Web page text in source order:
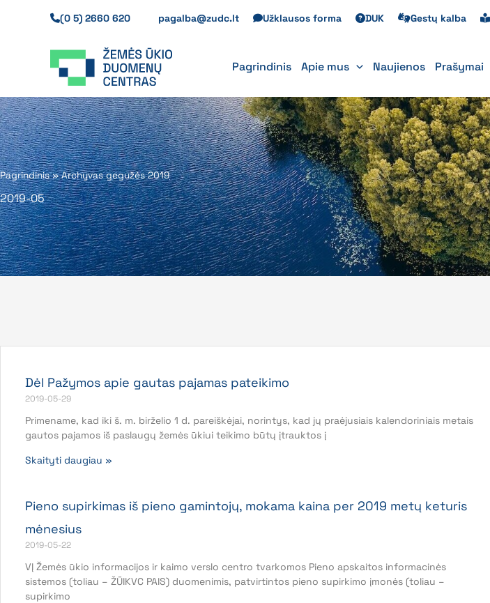
(0 5) 2660 620 pagalba@zudc.lt Užklausos forma DUK Gestų kalba
Pagrindinis Apie mus Naujienos Prašymai
Pagrindinis»Archyvas gegužės 2019
2019-05
Dėl Pažymos apie gautas pajamas pateikimo
2019-05-29
Primename, kad iki š. m. birželio 1 d. pareiškėjai, norintys, kad jų praėjusiais kalendoriniais metais
gautos pajamos iš paslaugų žemės ūkiui teikimo būtų įtrauktos į
Skaityti daugiau »
Pieno supirkimas iš pieno gamintojų, mokama kaina per 2019 metų keturis
mėnesius
2019-05-22
VĮ Žemės ūkio informacijos ir kaimo verslo centro tvarkomos Pieno apskaitos informacinės
sistemos (toliau – ŽŪIKVC PAIS) duomenimis, patvirtintos pieno supirkimo įmonės (toliau –
supirkimo